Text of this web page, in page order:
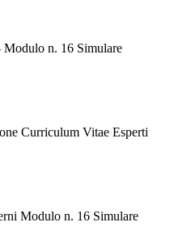
Modulo n. 16 Simulare
Curriculum Vitae Esperti
Modulo n. 16 Simulare